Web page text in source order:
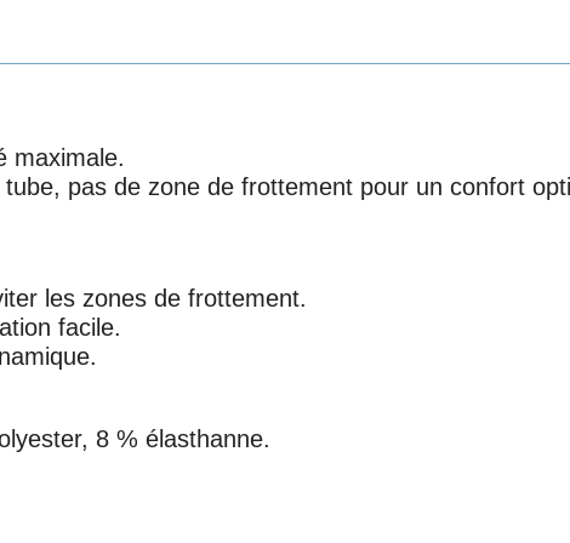
maximale.
pas de zone de frottement pour un confort
les zones de frottement.
facile.
8 % élasthanne.